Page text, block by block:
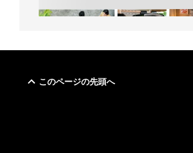
このページの先頭へ